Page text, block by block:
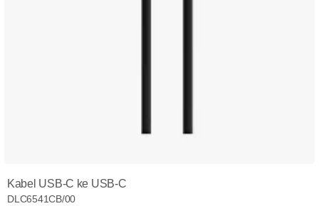
Kabel USB-C ke USB-C
DLC6541CB/00